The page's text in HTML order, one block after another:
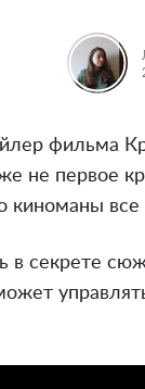
фильма
не первое
киноманы
секрете